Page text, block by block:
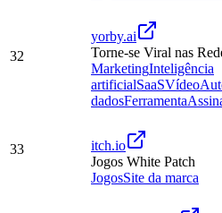
32
yorby.ai
Torne-se Viral nas
MarketingInteligência
artificialSaaSVídeo
dadosFerramenta
33
itch.io
Jogos White Patch
JogosSite da marca